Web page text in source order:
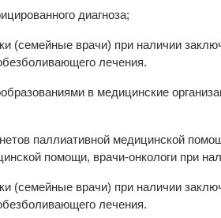
диагноза;
(семейные врачи) при наличии
лечения.
в медицинские
паллиативной медицинской
помощи, врачи-онкологи при
(семейные врачи) при наличии
лечения.